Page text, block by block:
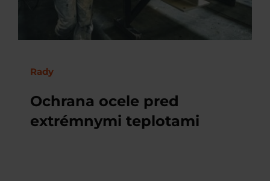
Rady
Ochrana ocele pred
extrémnymi teplotami